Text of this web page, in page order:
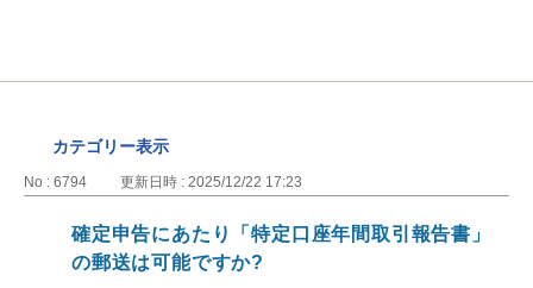
カテゴリー表示
No : 6794 更新日時 : 2025/12/22 17:23
確定申告にあたり「特定口座年間取引報告書」
の郵送は可能ですか?